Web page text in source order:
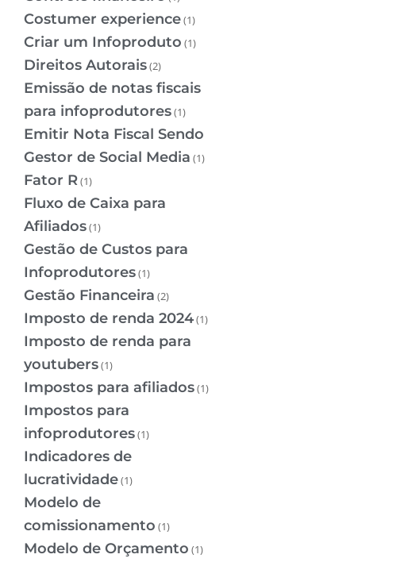
Costumer experience(1)
Criar um Infoproduto (1)
Direitos Autorais(2)
Emissão de notas fiscais
para infoprodutores(1)
Emitir Nota Fiscal Sendo
Gestor de Social Media (1)
Fator R(1)
Fluxo de Caixa para
Afiliados(1)
Gestão de Custos para
Infoprodutores(1)
Gestão Financeira (2)
Imposto de renda 2024(1)
Imposto de renda para
youtubers(1)
Impostos para afiliados(1)
Impostos para
infoprodutores(1)
Indicadores de
lucratividade(1)
Modelo de
comissionamento (1)
Modelo de Orçamento (1)